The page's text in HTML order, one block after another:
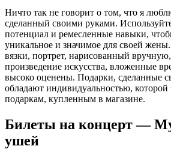
Ничто так не говорит о том, что я
сделанный своими руками.
потенциал и ремесленные навыки,
уникальное и значимое для своей
вязки, портрет, нарисованный
произведение искусства, вложенные
высоко оценены. Подарки, сделанные
обладают индивидуальностью, которой
подаркам, купленным в магазине.
Билеты на концерт —
ушей